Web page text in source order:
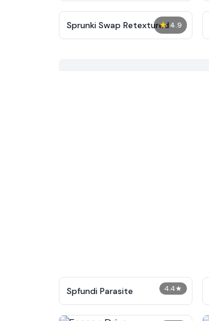
★ 4.9
Sprunki Swap Retextured
4.4★
Spfundi Parasite